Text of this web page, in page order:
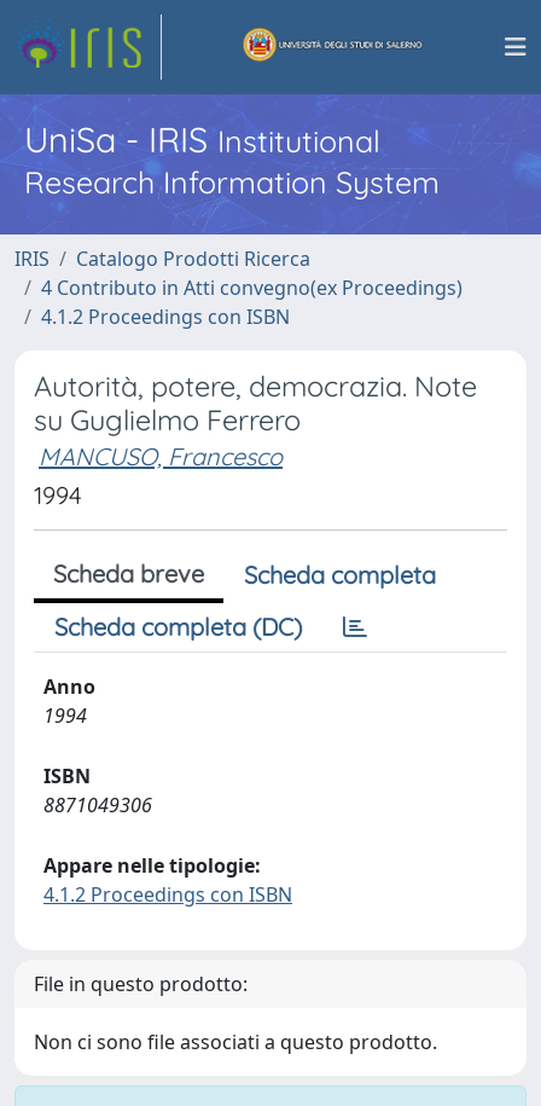
UniSa - IRISInstitutional
Research Information System
IRIS
Catalogo Prodotti Ricerca
4 Contributo in Atti convegno(ex Proceedings)
4.1.2 Proceedings con ISBN
Autorità, potere, democrazia. Note
su Guglielmo Ferrero
MANCUSO, Francesco
1994
Scheda breve
Scheda completa
Scheda completa (DC)
Anno
1994
ISBN
8871049306
Appare nelle tipologie:
4.1.2 Proceedings con ISBN
File in questo prodotto:
Non ci sono file associati a questo prodotto.